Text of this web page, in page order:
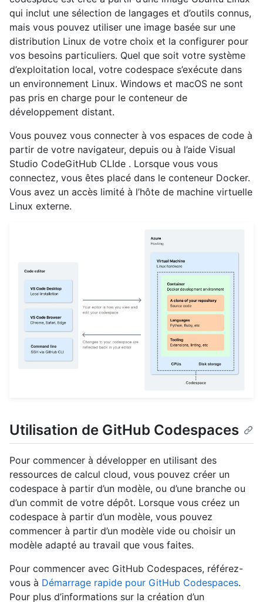
qui inclut une sélection de langages et d’outils connus,
mais vous pouvez utiliser une image basée sur une
distribution Linux de votre choix et la configurer pour
vos besoins particuliers. Quel que soit votre système
d’exploitation local, votre codespace s’exécute dans
un environnement Linux. Windows et macOS ne sont
pas pris en charge pour le conteneur de
développement distant.
Vous pouvez vous connecter à vos espaces de code à
partir de votre navigateur, depuis ou à l’aide Visual
Studio CodeGitHub CLIde . Lorsque vous vous
connectez, vous êtes placé dans le conteneur Docker.
Vous avez un accès limité à l’hôte de machine virtuelle
Linux externe.
Utilisation de GitHub Codespaces
Pour commencer à développer en utilisant des
ressources de calcul cloud, vous pouvez créer un
codespace à partir d’un modèle, ou d’une branche ou
d’un commit de votre dépôt. Lorsque vous créez un
codespace à partir d’un modèle, vous pouvez
commencer à partir d’un modèle vide ou choisir un
modèle adapté au travail que vous faites.
Pour commencer avec GitHub Codespaces, référez-
vous à Démarrage rapide pour GitHub Codespaces.
Pour plus d’informations sur la création d’un